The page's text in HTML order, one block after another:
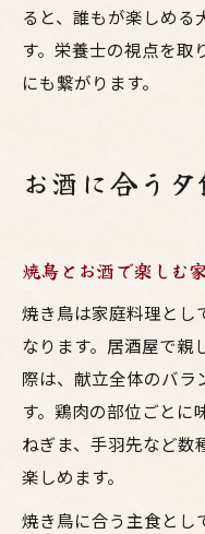
ると、誰もが楽しめる
す。栄養士の視点を取
にも繋がります。
お酒に合う
焼鳥とお酒で楽しむ
焼き鳥は家庭料理とし
なります。居酒屋で親
際は、献立全体のバラ
す。鶏肉の部位ごとに
ねぎま、手羽先など数
楽しめます。
焼き鳥に合う主食とし